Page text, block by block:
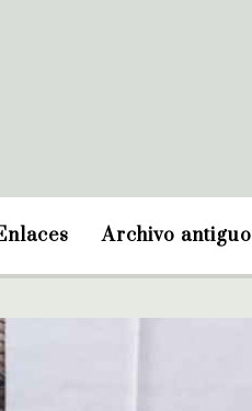
Archivo antiguo